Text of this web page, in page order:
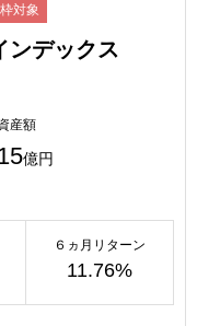
対象
ンデックス
産額
億円
６ヵ月リターン
11.76%